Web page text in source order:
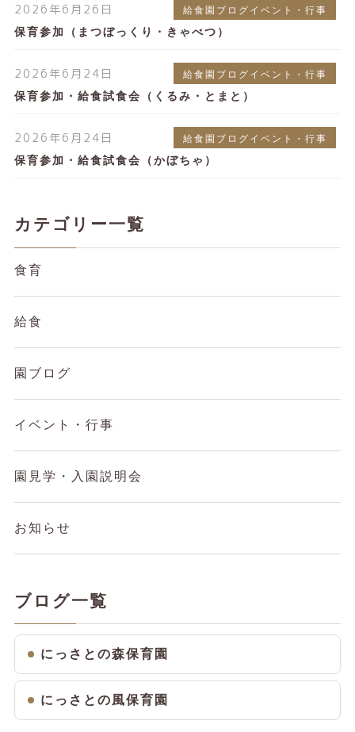
2026年6月26日 給食園ブログイベント・行事
保育参加（まつぼっくり・きゃべつ）
2026年6月24日 給食園ブログイベント・行事
保育参加・給食試食会（くるみ・とまと）
2026年6月24日 給食園ブログイベント・行事
保育参加・給食試食会（かぼちゃ）
カテゴリー一覧
食育
給食
園ブログ
イベント・行事
園見学・入園説明会
お知らせ
ブログ一覧
にっさとの森保育園
にっさとの風保育園